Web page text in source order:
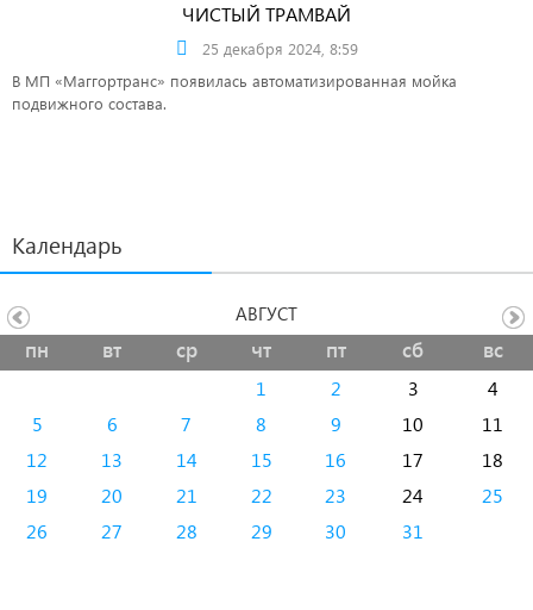
ЧИСТЫЙ ТРАМВАЙ
25 декабря 2024, 8:59
В МП «Маггортранс» появилась автоматизированная мойка
подвижного состава.
Календарь
пн вт ср чт пт сб вс
1 2 3
4
5
6 7 8 9 10
11
12
13 14 15 16 17
18
19
20 21 22 23 24
25
26
27 28 29 30 31
АВГУСТ